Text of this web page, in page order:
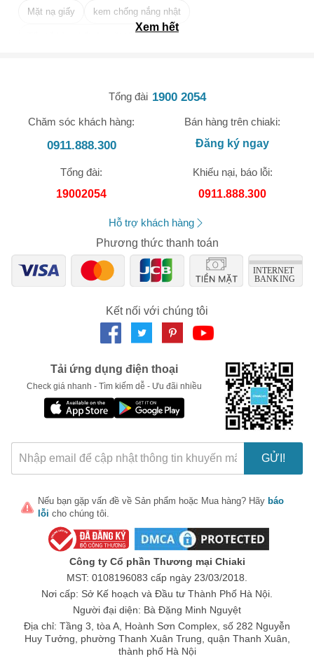
Mặt nạ giấy kem chống nắng nhật
Tẩy tế bào chết da mặt tốt nhất
Xem hết
Tổng đài 1900 2054
Chăm sóc khách hàng:
0911.888.300
Bán hàng trên chiaki:
Đăng ký ngay
Tổng đài:
19002054
Khiếu nại, báo lỗi:
0911.888.300
Hỗ trợ khách hàng
Phương thức thanh toán
Kết nối với chúng tôi
Tải ứng dụng điện thoại
Check giá nhanh - Tìm kiếm dễ - Ưu đãi nhiều
GỬI!
Nếu bạn gặp vấn đề về Sản phẩm hoặc Mua hàng? Hãy báo
lỗi cho chúng tôi.
Công ty Cổ phần Thương mại Chiaki
MST: 0108196083 cấp ngày 23/03/2018.
Nơi cấp: Sở Kế hoạch và Đầu tư Thành Phố Hà Nội.
Người đại diện: Bà Đặng Minh Nguyệt
Địa chỉ: Tầng 3, tòa A, Hoành Sơn Complex, số 282 Nguyễn
Huy Tưởng, phường Thanh Xuân Trung, quận Thanh Xuân,
thành phố Hà Nội
🎁 Đừng Bỏ Lỡ! 🎁
XXX-XXXX
Số lần áp dụng:1lần
Áp dụng cho đơn hàng từ:0
Chỉ áp dụng cho gian hàng:
LẤY MÃ NGAY